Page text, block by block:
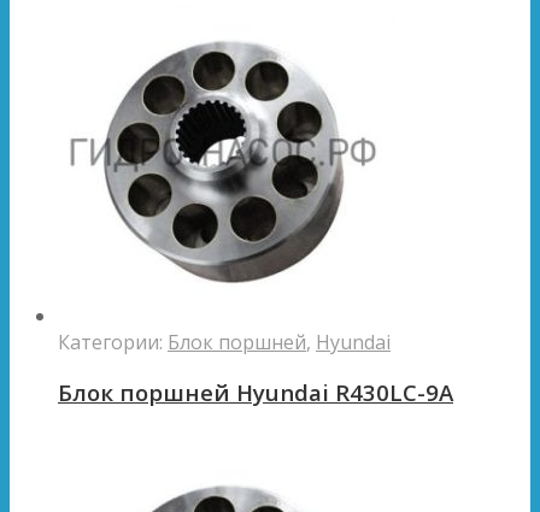
Категории: Блок поршней, Hyundai
Блок поршней Hyundai R430LC-9A